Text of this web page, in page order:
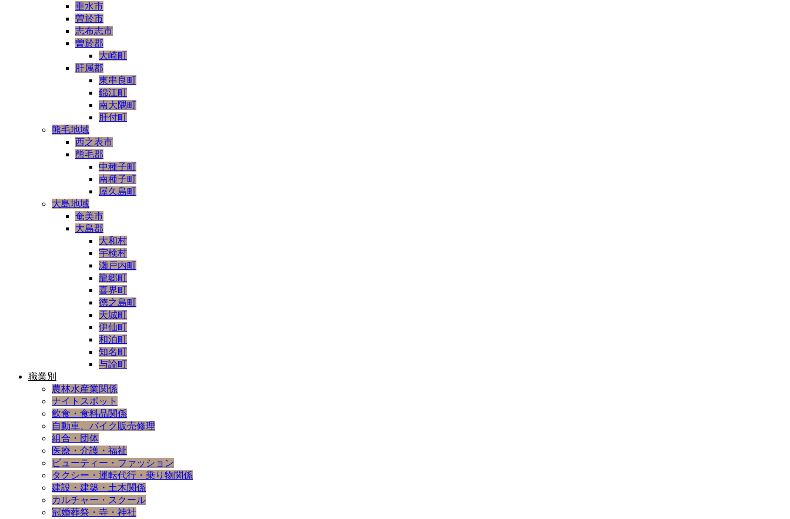
垂水市
曽於市
志布志市
曽於郡
大崎町
肝属郡
東串良町
錦江町
南大隅町
肝付町
熊毛地域
西之表市
熊毛郡
中種子町
南種子町
屋久島町
大島地域
奄美市
大島郡
大和村
宇検村
瀬戸内町
龍郷町
喜界町
徳之島町
天城町
伊仙町
和泊町
知名町
与論町
職業別
農林水産業関係
ナイトスポット
飲食・食料品関係
自動車、バイク販売修理
組合・団体
医療・介護・福祉
ビューティー・ファッション
タクシー・運転代行・乗り物関係
建設・建築・土木関係
カルチャー・スクール
冠婚葬祭・寺・神社